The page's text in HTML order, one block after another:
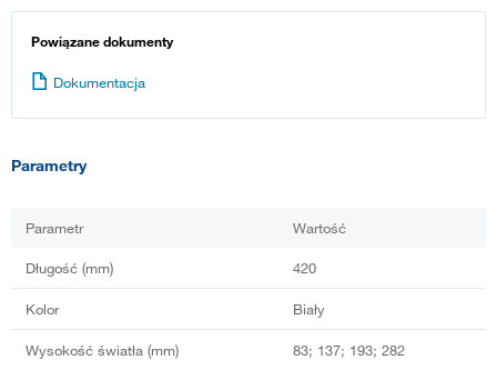
Powiązane dokumenty
Dokumentacja
Parametry
Parametr Wartość
Długość (mm) 420
Kolor Biały
Wysokość światła (mm) 83; 137; 193; 282